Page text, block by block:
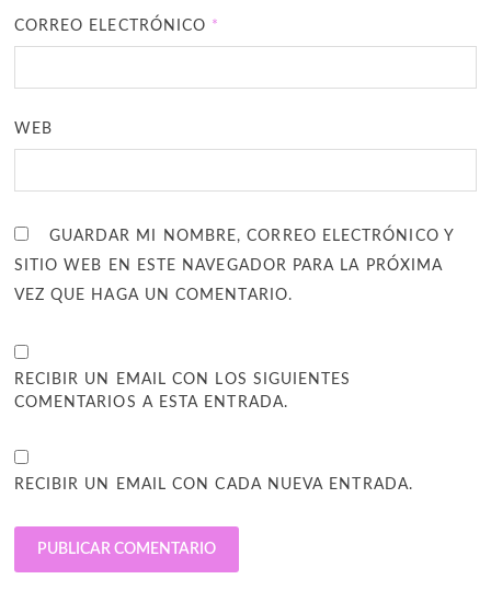
CORREO ELECTRÓNICO *
WEB
GUARDAR MI NOMBRE, CORREO ELECTRÓNICO Y
SITIO WEB EN ESTE NAVEGADOR PARA LA PRÓXIMA
VEZ QUE HAGA UN COMENTARIO.
RECIBIR UN EMAIL CON LOS SIGUIENTES
COMENTARIOS A ESTA ENTRADA.
RECIBIR UN EMAIL CON CADA NUEVA ENTRADA.